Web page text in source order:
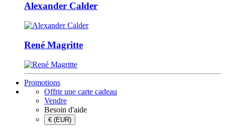
Alexander Calder
René Magritte
Promotions
Offrir une carte cadeau
Vendre
Besoin d'aide
€ (EUR)